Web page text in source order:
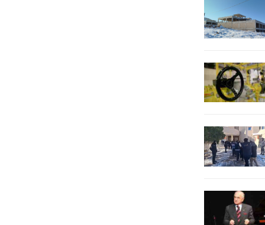
olduğuna dikkat çekti. Metin Baydar
açıklamasında, “Türkiye, terörle
mücadelede büyük...